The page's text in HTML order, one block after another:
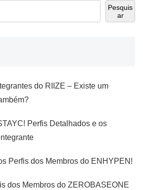
Pesquis
ar
do RIIZE – Existe um
Perfis Detalhados e os
Perfis dos Membros do ENHYPEN!
dos Membros do ZEROBASEONE